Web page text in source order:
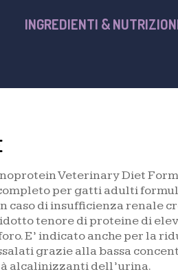
INGREDIENTI &
Veterinary Diet
per gatti adulti
di insufficienza renale
tenore di proteine di
E’ indicato anche per la
grazie alla bassa
alcalinizzanti dell’urina.